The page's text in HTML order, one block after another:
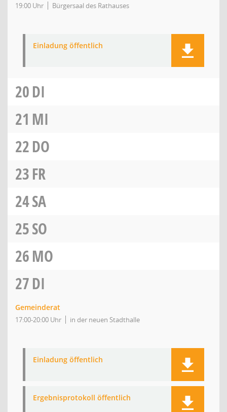
19:00 Uhr Bürgersaal des Rathauses
Einladung öffentlich
20DI
21 MI
22DO
23FR
24SA
25SO
26MO
27DI
Gemeinderat
17:00-20:00 Uhr in der neuen Stadthalle
Einladung öffentlich
Ergebnisprotokoll öffentlich